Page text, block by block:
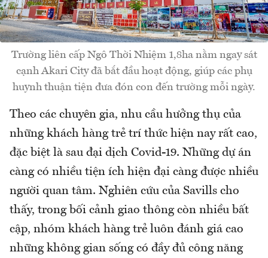
Trường liên cấp Ngô Thời Nhiệm 1,8ha nằm ngay sát
cạnh Akari City đã bắt đầu hoạt động, giúp các phụ
huynh thuận tiện đưa đón con đến trường mỗi ngày.
Theo các chuyên gia, nhu cầu hưởng thụ của
những khách hàng trẻ trí thức hiện nay rất cao,
đặc biệt là sau đại dịch Covid-19. Những dự án
càng có nhiều tiện ích hiện đại càng được nhiều
người quan tâm. Nghiên cứu của Savills cho
thấy, trong bối cảnh giao thông còn nhiều bất
cập, nhóm khách hàng trẻ luôn đánh giá cao
những không gian sống có đầy đủ công năng